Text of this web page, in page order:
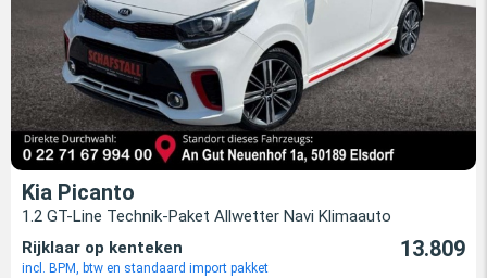
Kia Picanto
1.2 GT-Line Technik-Paket Allwetter Navi Klimaauto
Rijklaar op kenteken
incl. BPM, btw en standaard import pakket
13.809